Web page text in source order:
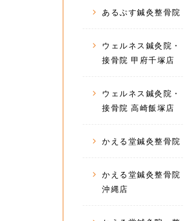
あるぷす鍼灸整骨院
ウェルネス鍼灸院・
接骨院 甲府千塚店
ウェルネス鍼灸院・
接骨院 高崎飯塚店
かえる堂鍼灸整骨院
かえる堂鍼灸整骨院
沖縄店